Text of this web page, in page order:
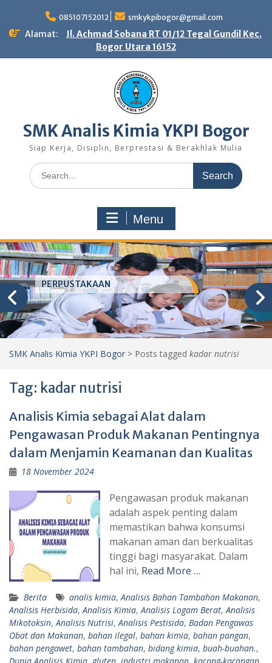
content
085107152012 smkykpibogor@gmail.com
Alamat:
Jl. Achmad Sobana RT 01/12 Tegal Gundil Kec.
Bogor Utara 16152
SMK Analis Kimia YKPI Bogor
Siap Kerja, Disiplin, Berprestasi & Berakhlak Mulia
Search
for:
Menu
PERPUSTAKAAN
SMK Analis Kimia YKPI Bogor > Posts tagged kadar nutrisi
Tag: kadar nutrisi
Analisis Kimia sebagai Alat dalam
Pengawasan Produk Makanan Pentingnya
dalam Menjamin Keamanan dan Kualitas
18 November 2024
Pengawasan produk makanan
adalah aspek penting dalam
memastikan bahwa konsumsi
makanan aman dan berkualitas
tinggi bagi masyarakat. Dalam
hal ini, Read More …
Berita analis kimia, Analisis Bahan Tambahan Makanan,
Analisis Herbisida, Analisis Kimia, Analisis Logam Berat, Analisis
Mikotoksin, Analisis Nutrisi, Analisis Pestisida, Badan Pengawas
Obat dan Makanan, bahan ilegal, bahan kimia, bahan pangan,
bahan pengawet, bahan tambahan, bidang kimia, buah-buahan.,
Dunia Analisis Kimia, gluten, industri makanan, kacang-kacangan,